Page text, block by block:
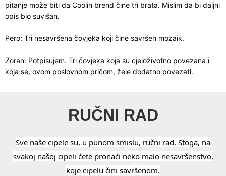
pitanje može biti da Coolin brend čine tri brata. Mislim da bi daljni
opis bio suvišan.
Pero: Tri nesavršena čovjeka koji čine savršen mozaik.
Zoran: Potpisujem. Tri čovjeka koja su cjeloživotno povezana i
koja se, ovom poslovnom pričom, žele dodatno povezati.
RUČNI RAD
Sve naše cipele su, u punom smislu, ručni rad. Stoga, na
svakoj našoj cipeli ćete pronaći neko malo nesavršenstvo,
koje cipelu čini savršenom.